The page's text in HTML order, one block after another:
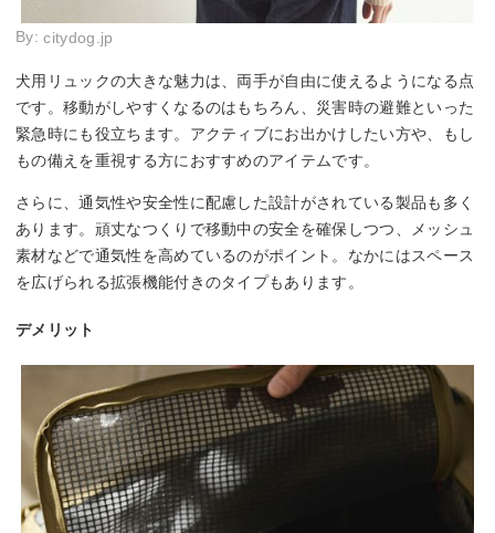
By:citydog.jp
犬用リュックの大きな魅力は、両手が自由に使えるようになる点
です。移動がしやすくなるのはもちろん、災害時の避難といった
緊急時にも役立ちます。アクティブにお出かけしたい方や、もし
もの備えを重視する方におすすめのアイテムです。
さらに、通気性や安全性に配慮した設計がされている製品も多く
あります。頑丈なつくりで移動中の安全を確保しつつ、メッシュ
素材などで通気性を高めているのがポイント。なかにはスペース
を広げられる拡張機能付きのタイプもあります。
デメリット